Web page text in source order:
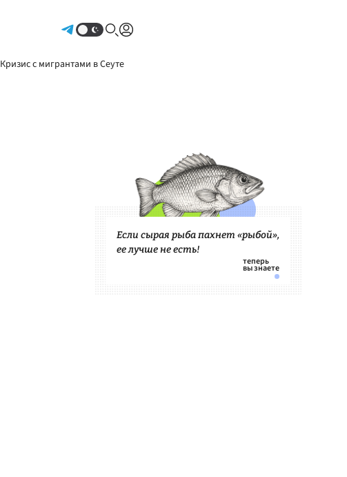
Кризис с мигрантами в Сеуте
Если сырая рыба пахнет «рыбой»,
ее лучше не есть!